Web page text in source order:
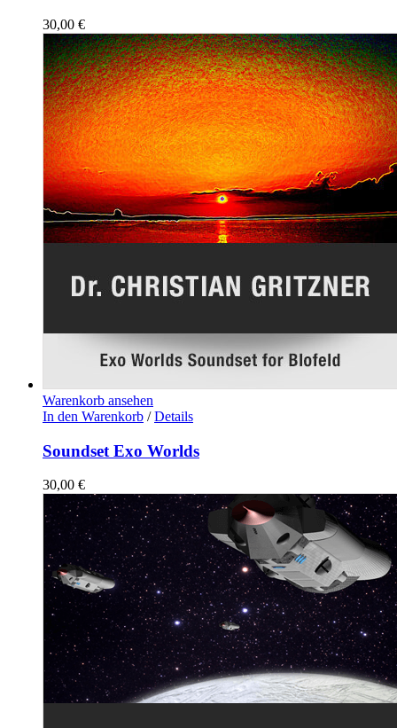
30,00 €
Warenkorb ansehen
In den Warenkorb / Details
Soundset Exo Worlds
30,00 €